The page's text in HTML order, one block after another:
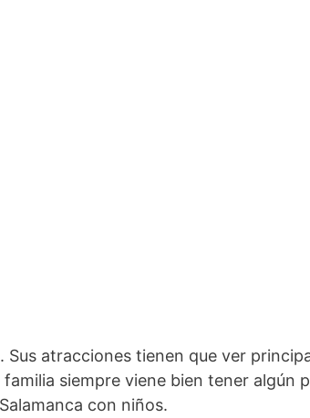
atracciones tienen que ver
siempre viene bien tener algún
con niños.